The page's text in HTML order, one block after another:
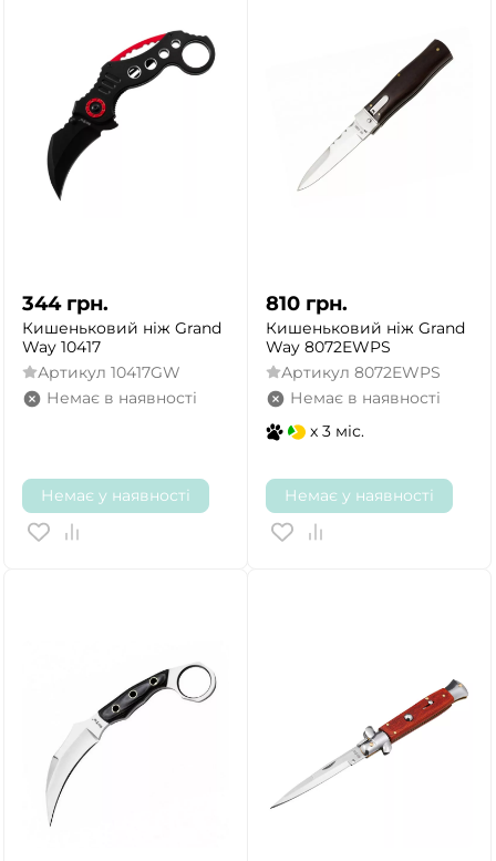
344 грн.
Кишеньковий ніж Grand
Way 10417
Артикул 10417GW
Немає в наявності
Немає у наявності
810 грн.
Кишеньковий ніж Grand
Way 8072EWPS
Артикул 8072EWPS
Немає в наявності
x 3 міс.
Немає у наявності